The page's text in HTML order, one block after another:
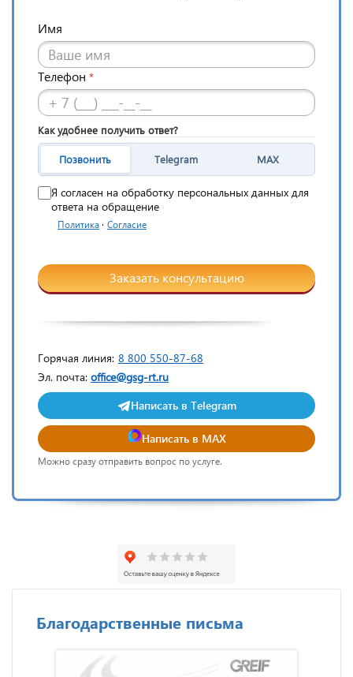
Имя
Телефон *
Как удобнее получить ответ?
Позвонить Telegram MAX
Я согласен на обработку персональных данных для
ответа на обращение
Политика · Согласие
Заказать консультацию
Горячая линия: 8 800 550-87-68
Эл. почта: office@gsg-rt.ru
Написать в Telegram
Написать в MAX
Можно сразу отправить вопрос по услуге.
Благодарственные письма